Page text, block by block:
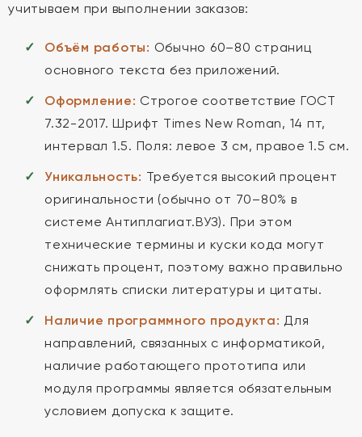
учитываем при выполнении заказов:
Объём работы: Обычно 60–80 страниц
основного текста без приложений.
Оформление: Строгое соответствие ГОСТ
7.32-2017. Шрифт Times New Roman, 14 пт,
интервал 1.5. Поля: левое 3 см, правое 1.5 см.
Уникальность: Требуется высокий процент
оригинальности (обычно от 70–80% в
системе Антиплагиат.ВУЗ). При этом
технические термины и куски кода могут
снижать процент, поэтому важно правильно
оформлять списки литературы и цитаты.
Наличие программного продукта: Для
направлений, связанных с информатикой,
наличие работающего прототипа или
модуля программы является обязательным
условием допуска к защите.